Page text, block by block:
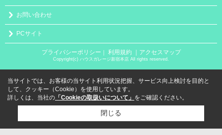
お問い合わせ
PCサイト
プライバシーポリシー ｜ 利用規約 ｜アクセスマップ
Copyright(c) ハウスガレージ新宿本店 All rights reserved.
当サイトでは、お客様の当サイト利用状況把握、サービス向上検討を目的と
して、クッキー（Cookie）を使用しています。
詳しくは、当社の 「Cookieの取扱いについて」 をご確認ください。
閉じる